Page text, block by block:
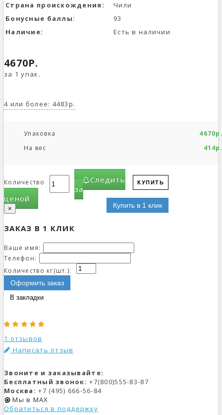
Страна происхождения:
Чили
Бонусные баллы:
93
Наличие:
Есть в наличии
4670Р.
за 1 упак.
4 или более: 4483р.
Упаковка
На вес
Количество КУПИТЬ
Купить в 1 клик
Следить
за
ценой
×
ЗАКАЗ В 1 КЛИК
Ваше имя:
Телефон:
Количество кг(шт.):
Оформить заказ
В закладки
1 отзывов
Написать отзыв
Звоните и заказывайте:
Бесплатный звонок: +7(800)555-83-87
Москва: +7 (495) 666-56-84
Мы в MAX
Обратиться в поддержку